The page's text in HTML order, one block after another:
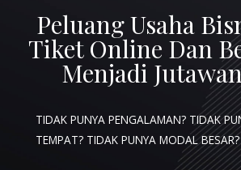
HUBUNGI
MEMBER AREA
LOGIN
Peluang Usaha
Tiket Online Dan
Menjadi
TIDAK PUNYA PENGALAMAN? TIDAK
TEMPAT? TIDAK PUNYA MODAL